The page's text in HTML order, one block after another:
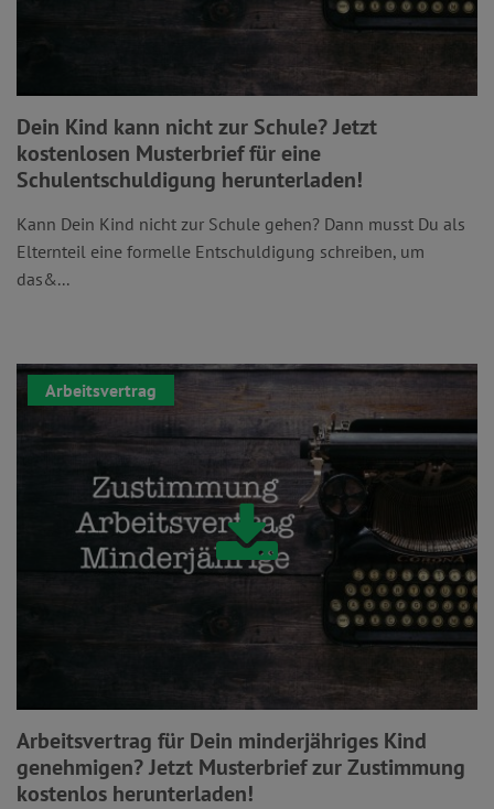
Dein Kind kann nicht zur Schule? Jetzt
kostenlosen Musterbrief für eine
Schulentschuldigung herunterladen!
Kann Dein Kind nicht zur Schule gehen? Dann musst Du als
Elternteil eine formelle Entschuldigung schreiben, um
das&...
Arbeitsvertrag
Arbeitsvertrag für Dein minderjähriges Kind
genehmigen? Jetzt Musterbrief zur Zustimmung
kostenlos herunterladen!